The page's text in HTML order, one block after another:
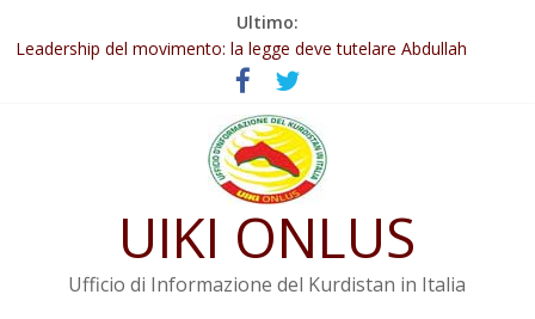
Ultimo:
Abdullah Öcalan: Le legge negativa deve essere trasformata in
legge positiva
Leadership del movimento: la legge deve tutelare Abdullah
Commissione donne del KNK: Şengal è di nuovo sotto minaccia
Non tenere conto della situazione di Rêber Apo ostacolerebbe
Il KNK chiede un’azione internazionale contro i crimini di guerra
UIKI ONLUS
Ufficio di Informazione del Kurdistan in Italia